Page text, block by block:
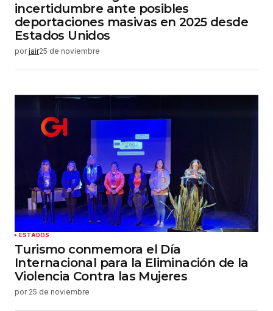
incertidumbre ante posibles
deportaciones masivas en 2025 desde
Estados Unidos
por jair25 de noviembre
ESTADOS
Turismo conmemora el Día
Internacional para la Eliminación de la
Violencia Contra las Mujeres
por 25 de noviembre